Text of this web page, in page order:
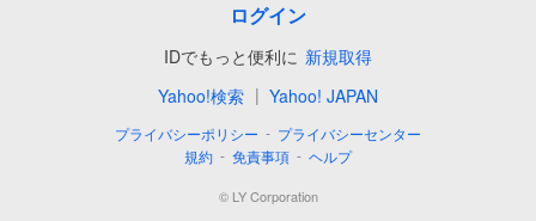
ログイン
IDでもっと便利に 新規取得
Yahoo!検索 | Yahoo! JAPAN
プライバシーポリシー - プライバシーセンター
規約 - 免責事項 - ヘルプ
© LY Corporation